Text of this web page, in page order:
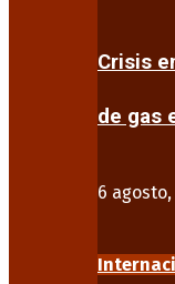
Crisis
de gas
6 agosto,